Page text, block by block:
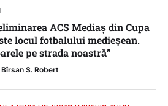
ACS Mediaș din Cupa
locul fotbalului medieșean.
pe strada noastră”
Bîrsan S. Robert